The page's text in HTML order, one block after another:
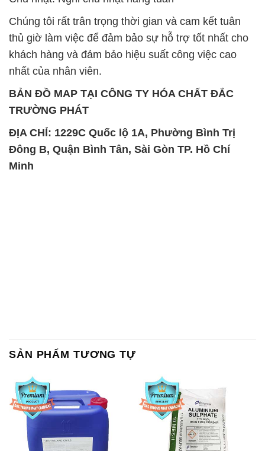
BẢN ĐỒ MAP TẠI CÔNG TY HÓA CHẤT ĐẮC
TRƯỜNG PHÁT
ĐỊA CHỈ: 1229C Quốc lộ 1A, Phường Bình Trị
Đông B, Quận Bình Tân, Sài Gòn TP. Hồ Chí
Minh
Chất Bảo Quản CMIT Thái
Lan Thailand
Phèn Nhôm – Al2(SO4)3 17%
Ấn Độ India